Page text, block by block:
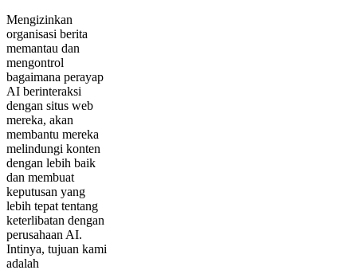
Mengizinkan
organisasi berita
memantau dan
mengontrol
bagaimana perayap
AI berinteraksi
dengan situs web
mereka, akan
membantu mereka
melindungi konten
dengan lebih baik
dan membuat
keputusan yang
lebih tepat tentang
keterlibatan dengan
perusahaan AI.
Intinya, tujuan kami
adalah